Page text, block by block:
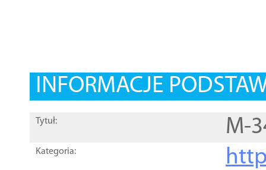
INFORMACJE
Tytuł: M-
Kategoria: